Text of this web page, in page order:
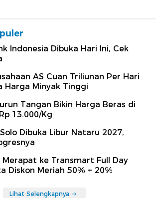
Indonesia Dibuka Hari Ini, Cek
AS Cuan Triliunan Per Hari
Harga Minyak Tinggi
Tangan Bikin Harga Beras di
13.000/Kg
Dibuka Libur Nataru 2027,
Merapat ke Transmart Full Day
Diskon Meriah 50% + 20%
Lihat Selengkapnya